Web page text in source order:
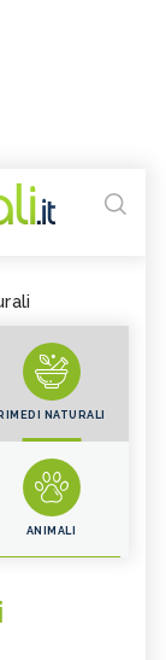
RIMEDI NATURALI
ANIMALI